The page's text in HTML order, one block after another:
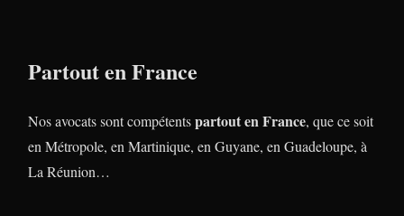
Partout en France
Nos avocats sont compétentspartout en France, que ce soit
en Métropole, en Martinique, en Guyane, en Guadeloupe, à
La Réunion…